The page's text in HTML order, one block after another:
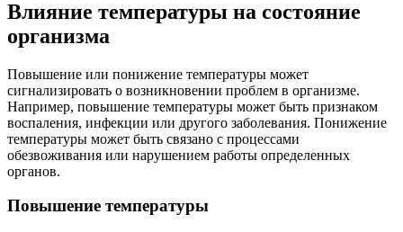
Влияние температуры на состояние
организма
Повышение или понижение температуры может
сигнализировать о возникновении проблем в организме.
Например, повышение температуры может быть признаком
воспаления, инфекции или другого заболевания. Понижение
температуры может быть связано с процессами
обезвоживания или нарушением работы определенных
органов.
Повышение температуры